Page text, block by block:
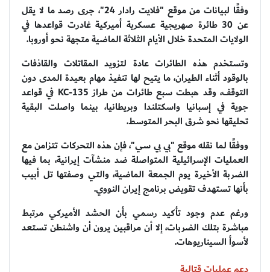
وفقًا لبيانات من موقع "فلايت رادار 24"، جرى رصد ما لا يقل
عن 30 طائرة صهريجية عسكرية أميركية غادرت قواعدها في
الولايات المتحدة خلال الأيام الثلاثة الماضية متجهة نحو أوروبا.
وتستخدم هذه الطائرات عادة لتزويد المقاتلات والقاذفات
بالوقود أثناء الطيران، ما يتيح لها تنفيذ مهام بعيدة المدى دون
التوقف، وقد هبطت سبع طائرات من طراز KC-135 في قواعد
جوية في إسبانيا واسكتلندا وبريطانيا، بينما واصلت البقية
تحليقها نحو شرق البحر المتوسط.
ووفقًا لما نقله موقع "بي بي سي"، فإن هذه التحركات تتزامن مع
العمليات الإسرائيلية المتواصلة ضد منشآت إيرانية، بما فيها
الضربة الأخيرة يوم الجمعة الماضية، والتي وصفتها تل أبيب
بأنها تستهدف تقويض برنامج إيران النووي.
ورغم عدم وجود تأكيد رسمي بأن الحشد الأميركي مرتبط
مباشرة بتلك الضربات، إلا أن مراقبين يرون أن واشنطن تستعد
لأسوأ السيناريوهات.